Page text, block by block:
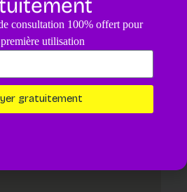
animal assisté par IA.
maintenant
consultation 100% offert pour
utilisation
gratuitement